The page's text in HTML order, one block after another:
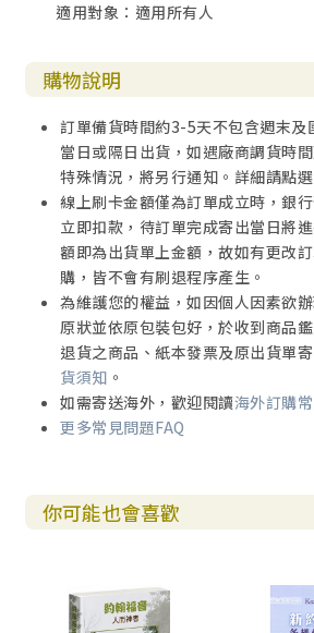
使用說明：
神的話消化吸收，使生命得著餵養。
的話，就是靈，就是生命』，我們若
2)「禱讀」的方式：
A)採個人禱讀、兩個人電話禱讀或
B)基本的時間分配如下，若有更長
及禱讀時間。靈修禱讀15分＝禱告1分
每日靈糧2分+禱告5分。
適用對象：適用所有人
購物說明
訂單備貨時間約3-5天不包含週末及
當日或隔日出貨，如遇廠商調貨時
特殊情況，將另行通知。詳細請點選
線上刷卡金額僅為訂單成立時，銀
立即扣款，待訂單完成寄出當日將
額即為出貨單上金額，故如有更改
購，皆不會有刷退程序產生。
為維護您的權益，如因個人因素欲
原狀並依原包裝包好，於收到商品
退貨之商品、紙本發票及原出貨單
貨須知 。
如需寄送海外，歡迎閱讀海外訂購
更多常見問題FAQ
你可能也會喜歡